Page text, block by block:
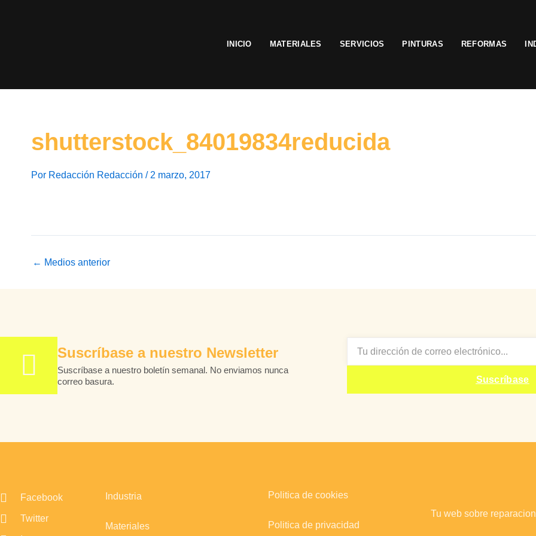
INICIO MATERIALES SERVICIOS PINTURAS REFORMAS
shutterstock_84019834reducida
Por Redacción Redacción / 2 marzo, 2017
← Medios anterior
Suscríbase a nuestro Newsletter
Suscríbase a nuestro boletín semanal. No enviamos nunca
correo basura.
Suscríbase
Facebook
Twitter
Industria
Materiales
Politica de cookies
Politica de privacidad
Tu web sobre